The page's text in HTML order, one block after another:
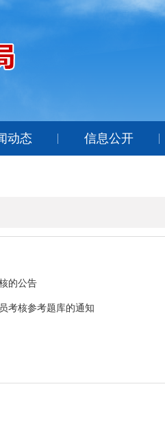
动态 信息公开
的公告
考核参考题库的通知